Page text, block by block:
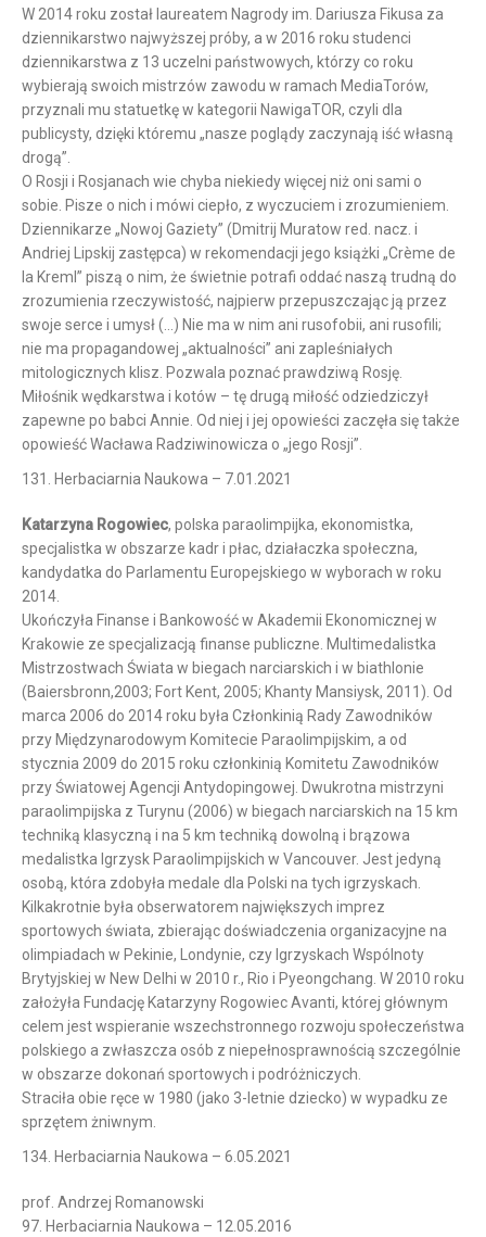
W 2014 roku został laureatem Nagrody im. Dariusza Fikusa za
dziennikarstwo najwyższej próby, a w 2016 roku studenci
dziennikarstwa z 13 uczelni państwowych, którzy co roku
wybierają swoich mistrzów zawodu w ramach MediaTorów,
przyznali mu statuetkę w kategorii NawigaTOR, czyli dla
publicysty, dzięki któremu „nasze poglądy zaczynają iść własną
drogą”.
O Rosji i Rosjanach wie chyba niekiedy więcej niż oni sami o
sobie. Pisze o nich i mówi ciepło, z wyczuciem i zrozumieniem.
Dziennikarze „Nowoj Gaziety” (Dmitrij Muratow red. nacz. i
Andriej Lipskij zastępca) w rekomendacji jego książki „Crème de
la Kreml” piszą o nim, że świetnie potrafi oddać naszą trudną do
zrozumienia rzeczywistość, najpierw przepuszczając ją przez
swoje serce i umysł (…) Nie ma w nim ani rusofobii, ani rusofili;
nie ma propagandowej „aktualności” ani zapleśniałych
mitologicznych klisz. Pozwala poznać prawdziwą Rosję.
Miłośnik wędkarstwa i kotów – tę drugą miłość odziedziczył
zapewne po babci Annie. Od niej i jej opowieści zaczęła się także
opowieść Wacława Radziwinowicza o „jego Rosji”.
131. Herbaciarnia Naukowa – 7.01.2021
Katarzyna Rogowiec, polska paraolimpijka, ekonomistka,
specjalistka w obszarze kadr i płac, działaczka społeczna,
kandydatka do Parlamentu Europejskiego w wyborach w roku
2014.
Ukończyła Finanse i Bankowość w Akademii Ekonomicznej w
Krakowie ze specjalizacją finanse publiczne. Multimedalistka
Mistrzostwach Świata w biegach narciarskich i w biathlonie
(Baiersbronn,2003; Fort Kent, 2005; Khanty Mansiysk, 2011). Od
marca 2006 do 2014 roku była Członkinią Rady Zawodników
przy Międzynarodowym Komitecie Paraolimpijskim, a od
stycznia 2009 do 2015 roku członkinią Komitetu Zawodników
przy Światowej Agencji Antydopingowej. Dwukrotna mistrzyni
paraolimpijska z Turynu (2006) w biegach narciarskich na 15 km
techniką klasyczną i na 5 km techniką dowolną i brązowa
medalistka Igrzysk Paraolimpijskich w Vancouver. Jest jedyną
osobą, która zdobyła medale dla Polski na tych igrzyskach.
Kilkakrotnie była obserwatorem największych imprez
sportowych świata, zbierając doświadczenia organizacyjne na
olimpiadach w Pekinie, Londynie, czy Igrzyskach Wspólnoty
Brytyjskiej w New Delhi w 2010 r., Rio i Pyeongchang. W 2010 roku
założyła Fundację Katarzyny Rogowiec Avanti, której głównym
celem jest wspieranie wszechstronnego rozwoju społeczeństwa
polskiego a zwłaszcza osób z niepełnosprawnością szczególnie
w obszarze dokonań sportowych i podróżniczych.
Straciła obie ręce w 1980 (jako 3-letnie dziecko) w wypadku ze
sprzętem żniwnym.
134. Herbaciarnia Naukowa – 6.05.2021
prof. Andrzej Romanowski
97. Herbaciarnia Naukowa – 12.05.2016